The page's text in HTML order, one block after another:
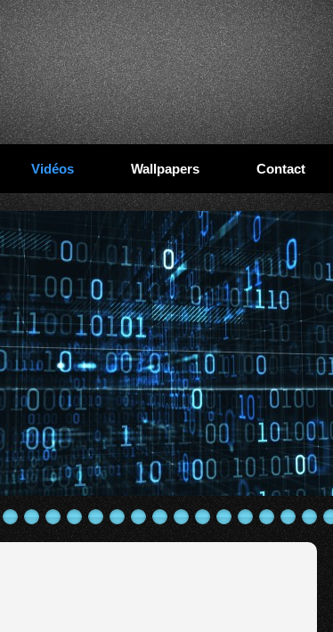
Vidéos Wallpapers Contact